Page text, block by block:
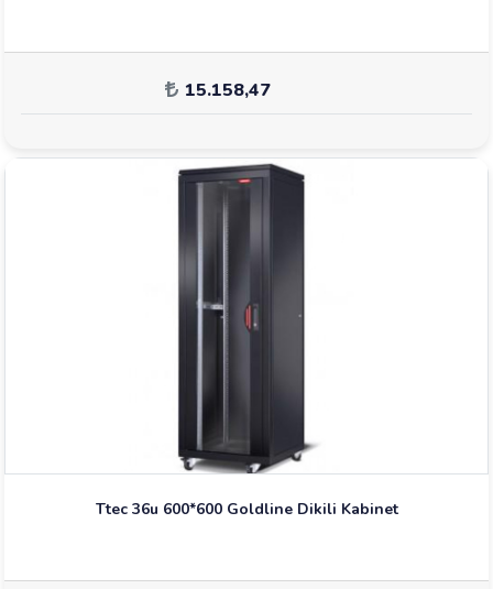
15.158,47
Ttec 36u 600*600 Goldline Dikili Kabinet